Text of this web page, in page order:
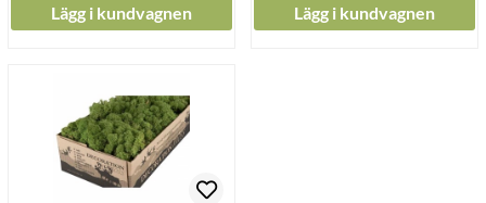
Lägg i kundvagnen Lägg i kundvagnen